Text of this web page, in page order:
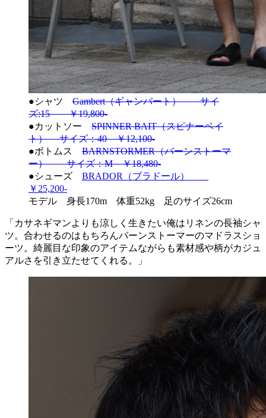
●シャツ Gambert（ギャンバート） サイ
ズ:15 ￥19,800-
●カットソー SPINNER BAIT（スピナーベイ
ト） サイズ：40 ￥12,100-
●ボトムス BARNSTORMER（バーンストーマ
ー） サイズ：M ￥18,480-
●シューズ BRADOR（ブラドール）
￥25,200-
モデル 身長170m 体重52kg 足のサイズ26cm
「カサネギマンよりも涼しく生きたい俺はリネンの長袖シャ
ツ。合わせるのはもちろんバーンストーマーのマドラスショ
ーツ。綺麗目な印象のアイテムながらも素材感や柄がカジュ
アルさを引き立たせてくれる。」